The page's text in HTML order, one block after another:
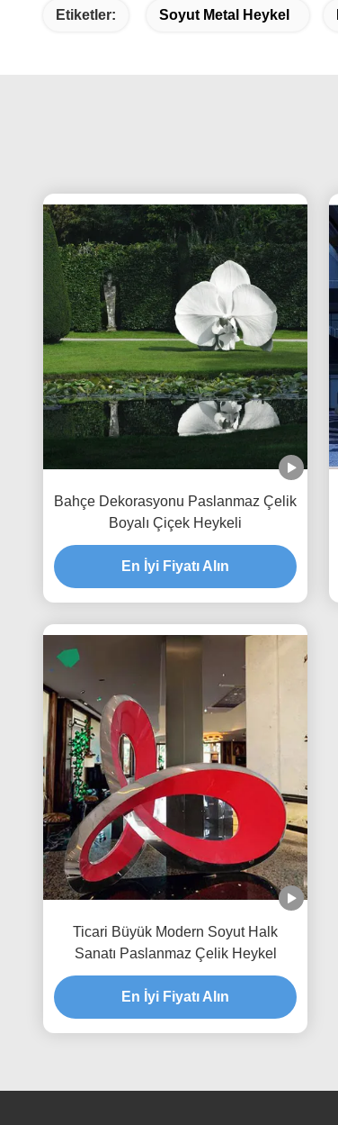
Etiketler: Soyut Metal Heykel
Bahçe Dekorasyonu Paslanmaz Çelik
Boyalı Çiçek Heykeli
En İyi Fiyatı Alın
Ticari Büyük Modern Soyut Halk
Sanatı Paslanmaz Çelik Heykel
En İyi Fiyatı Alın